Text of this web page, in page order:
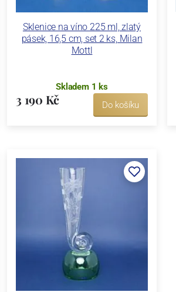
Sklenice na víno 225 ml, zlatý
pásek, 16,5 cm, set 2 ks, Milan
Mottl
Skladem 1 ks
3 190 Kč Do košíku